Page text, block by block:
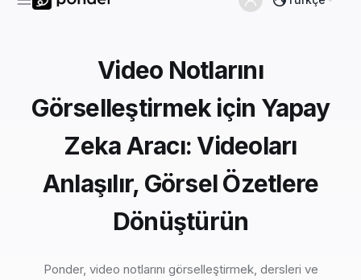
Video Notlarını
Görselleştirmek için Yapay
Zeka Aracı: Videoları
Anlaşılır, Görsel Özetlere
Dönüştürün
Ponder, video notlarını görselleştirmek, dersleri ve